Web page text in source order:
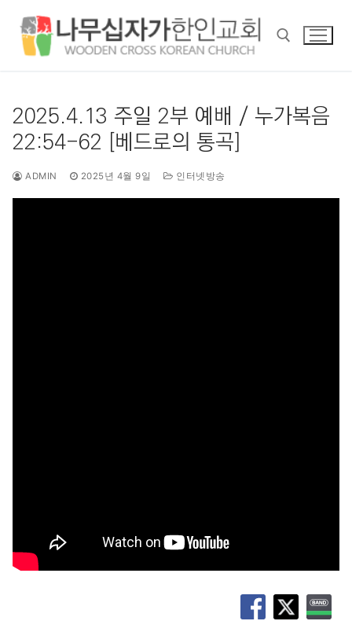
2025.4.13 주일 2부 예배 / 누가복음
22:54-62 [베드로의 통곡]
ADMIN 2025년 4월 9일 인터넷방송